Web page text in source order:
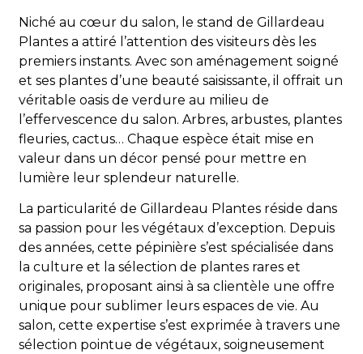
Niché au cœur du salon, le stand de Gillardeau
Plantes a attiré l’attention des visiteurs dès les
premiers instants. Avec son aménagement soigné
et ses plantes d’une beauté saisissante, il offrait un
véritable oasis de verdure au milieu de
l’effervescence du salon. Arbres, arbustes, plantes
fleuries, cactus… Chaque espèce était mise en
valeur dans un décor pensé pour mettre en
lumière leur splendeur naturelle.
La particularité de Gillardeau Plantes réside dans
sa passion pour les végétaux d’exception. Depuis
des années, cette pépinière s’est spécialisée dans
la culture et la sélection de plantes rares et
originales, proposant ainsi à sa clientèle une offre
unique pour sublimer leurs espaces de vie. Au
salon, cette expertise s’est exprimée à travers une
sélection pointue de végétaux, soigneusement